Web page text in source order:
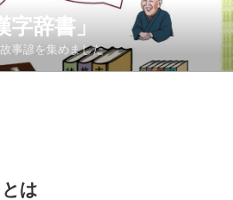
辞書」
事諺を集めました
は